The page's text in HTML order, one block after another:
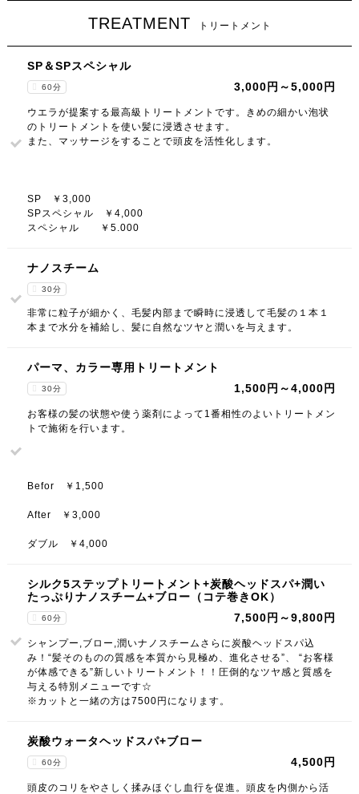
TREATMENT トリートメント
SP＆SPスペシャル
60分 3,000円～5,000円
ウエラが提案する最高級トリートメントです。きめの細かい泡状
のトリートメントを使い髪に浸透させます。
また、マッサージをすることで頭皮を活性化します。
SP ￥3,000
SPスペシャル ￥4,000
スペシャル ￥5.000
ナノスチーム
30分
非常に粒子が細かく、毛髪内部まで瞬時に浸透して毛髪の１本１
本まで水分を補給し、髪に自然なツヤと潤いを与えます。
パーマ、カラー専用トリートメント
30分 1,500円～4,000円
お客様の髪の状態や使う薬剤によって1番相性のよいトリートメン
トで施術を行います。
Befor ￥1,500
After ￥3,000
ダブル ￥4,000
シルク5ステップトリートメント+炭酸ヘッドスパ+潤い
たっぷりナノスチーム+ブロー（コテ巻きOK）
60分 7,500円～9,800円
シャンプー,ブロー,潤いナノスチームさらに炭酸ヘッドスパ込
み！“髪そのものの質感を本質から見極め、進化させる”、 “お客様
が体感できる”新しいトリートメント！！圧倒的なツヤ感と質感を
与える特別メニューです☆
※カットと一緒の方は7500円になります。
炭酸ウォータヘッドスパ+ブロー
60分 4,500円
頭皮のコリをやさしく揉みほぐし血行を促進。頭皮を内側から活